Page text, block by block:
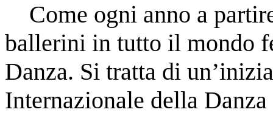
Come ogni anno a
ballerini in tutto il mondo
Danza. Si tratta di
Internazionale della